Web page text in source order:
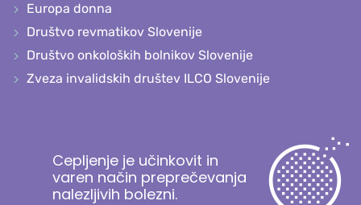
Europa donna
Društvo revmatikov Slovenije
Društvo onkoloških bolnikov Slovenije
Zveza invalidskih društev ILCO Slovenije
Cepljenje je učinkovit in
varen način preprečevanja
nalezljivih bolezni.